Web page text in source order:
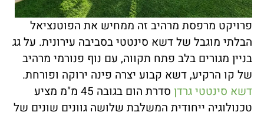
פרויקט מרפסת מרהיב זה ממחיש את הפוטנציאל
הבלתי מוגבל של דשא סינטטי בסביבה עירונית. על גג
בניין מגורים בלב פתח תקווה, עם נוף פנורמי מרהיב
של קו הרקיע, דשא קבוע יצרה פינה ירוקה ופורחת.
דשא סינטטי גרדן
סדרת הום בגובה 45 מ"מ מציע
טכנולוגיה ייחודית המשלבת שלושה גוונים שונים של